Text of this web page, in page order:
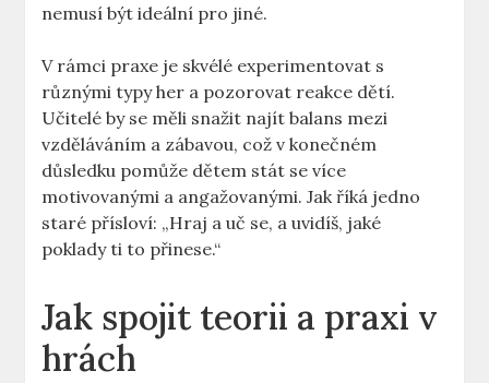
nemusí být ideální pro jiné.
V rámci praxe je skvélé experimentovat s
různými typy her a pozorovat reakce dětí.
Učitelé by se měli snažit najít balans mezi
vzděláváním a zábavou, což v konečném
důsledku pomůže dětem stát se více
motivovanými a angažovanými. Jak říká jedno
staré přísloví: „Hraj a uč se, a uvidíš, jaké
poklady ti to přinese.“
Jak spojit teorii a praxi v
hrách